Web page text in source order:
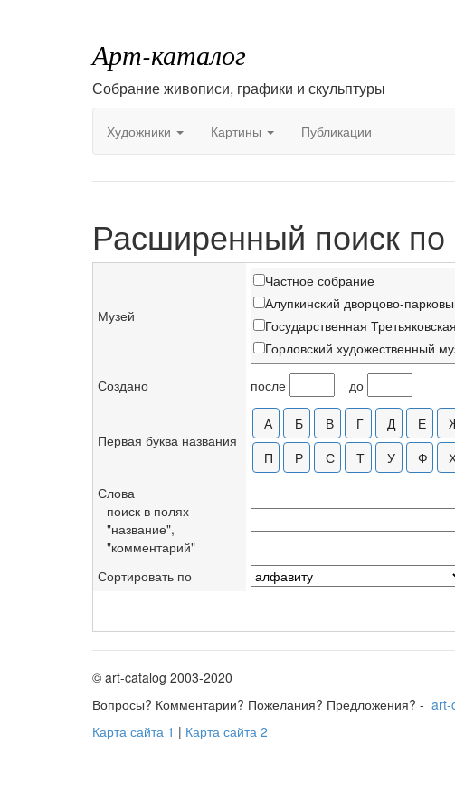
Арт-каталог
Собрание живописи, графики и скульптуры
Художники Картины Публикации
Расширенный поиск
Музей
Частное собрание
Алупкинский дворцово-
Государственная
Горловский художественный
Государственный Русский музей
Закарпатский художественный
Иркутский областной
Национальный
Нижегородский художественный
Омский музей изобразительных
Пензенская картинная галерея
Художественный музей им. М.
Центральный музей
Создано после до
Первая буква названия
Слова
поиск в полях
"название",
"комментарий"
Сортировать по
© art-catalog 2003-2020
Вопросы? Комментарии? Пожелания? Предложения? - art-
Карта сайта 1 | Карта сайта 2